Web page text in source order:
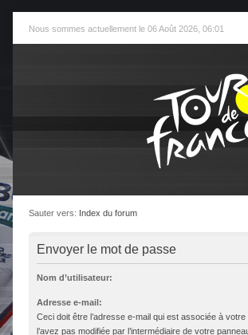
Nous sommes actuellement le 06 Août 2026, 06:01
Sauter vers: Index du forum
Envoyer le mot de passe
Nom d’utilisateur:
Adresse e-mail:
Ceci doit être l’adresse e-mail qui est associée à
l’avez pas modifiée par l’intermédiaire de votre